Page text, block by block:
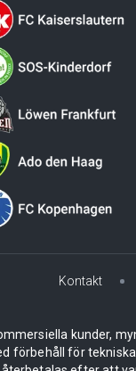
Kontakt
kunder,
förbehåll för